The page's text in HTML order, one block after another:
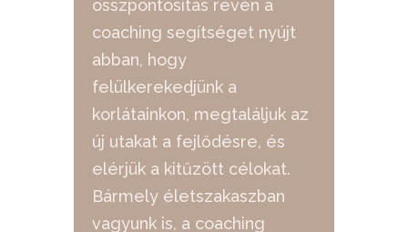
összpontosítás révén a
coaching segítséget nyújt
abban, hogy
felülkerekedjünk a
korlátainkon, megtaláljuk az
új utakat a fejlődésre, és
elérjük a kitűzött célokat.
Bármely életszakaszban
vagyunk is, a coaching